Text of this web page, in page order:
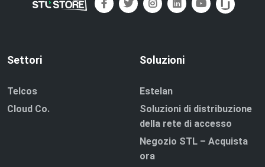
Settori
Telcos
Cloud Co.
Soluzioni
Estelan
Soluzioni di distribuzione
della rete di accesso
Negozio STL – Acquista
ora